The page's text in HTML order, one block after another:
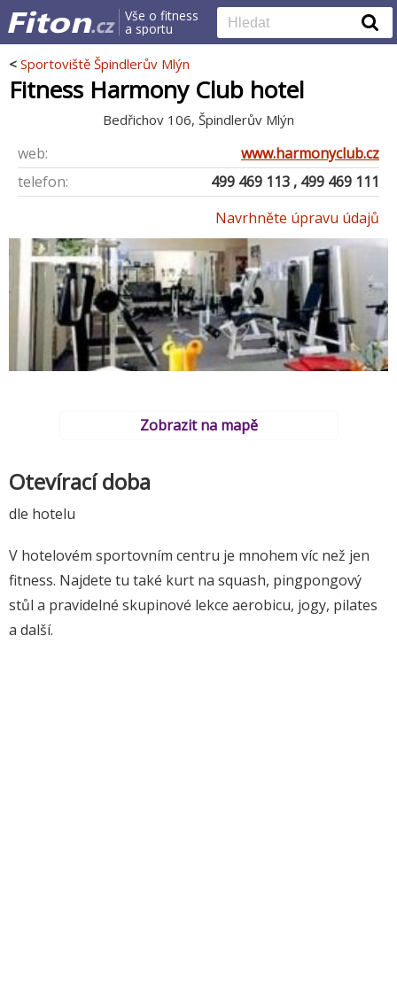
Vše o fitness
a sportu
< Sportoviště Špindlerův Mlýn
Fitness Harmony Club hotel
Bedřichov 106, Špindlerův Mlýn
web:
www.harmonyclub.cz
telefon:
499 469 113 , 499 469 111
Navrhněte úpravu údajů
Zobrazit na mapě
Otevírací doba
dle hotelu
V hotelovém sportovním centru je mnohem víc než jen
fitness. Najdete tu také kurt na squash, pingpongový
stůl a pravidelné skupinové lekce aerobicu, jogy, pilates
a další.